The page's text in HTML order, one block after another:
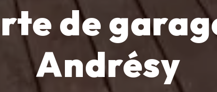
de
Andrésy